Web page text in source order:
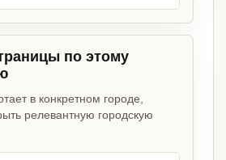
по этому
в конкретном городе,
релевантную городскую